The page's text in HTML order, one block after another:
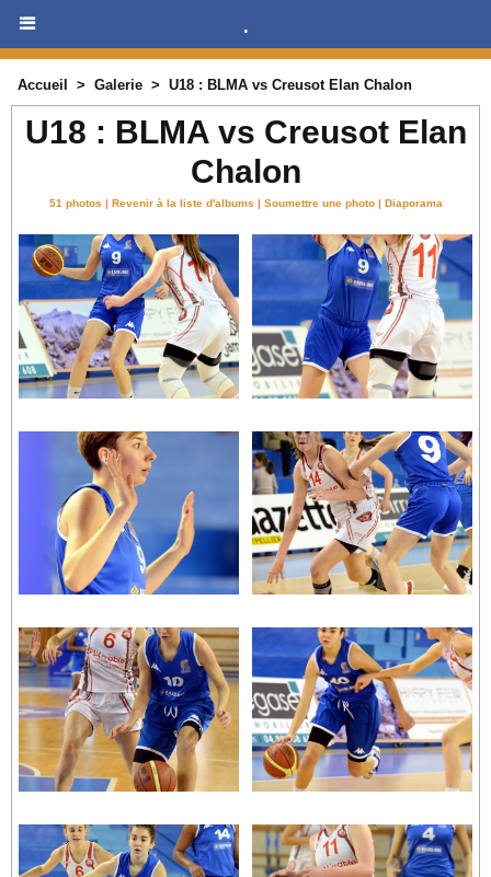
.
Accueil > Galerie > U18 : BLMA vs Creusot Elan Chalon
U18 : BLMA vs Creusot Elan
Chalon
51 photos | Revenir à la liste d'albums | Soumettre une photo | Diaporama